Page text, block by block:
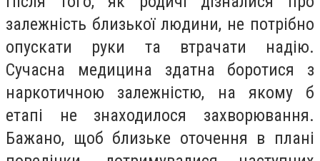
залежність близької людини, не потрібно
опускати руки та втрачати надію.
Сучасна медицина здатна боротися з
наркотичною залежністю, на якому б
етапі не знаходилося захворювання.
Бажано, щоб близьке оточення в плані